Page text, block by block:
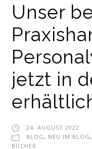
Unser
jetzt in
24. AUGUST 2022
BLOG, NEU IM BLOG,
BÜCHER